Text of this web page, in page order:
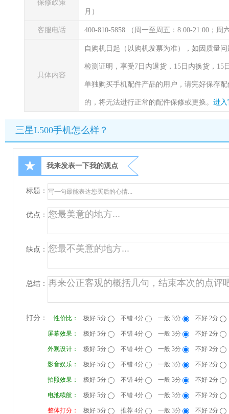
保修政策
月）
客服电话 400-810-5858 （周一至周五：8:00-21:00；周
具体内容
自购机日起（以购机发票为准），如因质量
检测证明，享受7日内退货，15日内换货，
单独购买手机配件产品的用户，请完好保存
的，将无法进行正常的配件保修或更换。 进入
三星L500手机怎么样？
★ 我来发表一下我的观点
标题：
优点：
缺点：
总结：
打分： 性价比： 极好 5分 不错 4分 一般 3分 不好 2分
屏幕效果： 极好 5分 不错 4分 一般 3分 不好 2分
外观设计： 极好 5分 不错 4分 一般 3分 不好 2分
影音娱乐： 极好 5分 不错 4分 一般 3分 不好 2分
拍照效果： 极好 5分 不错 4分 一般 3分 不好 2分
电池续航： 极好 5分 不错 4分 一般 3分 不好 2分
整体打分： 极好 5分 推荐 4分 一般 3分 不好 2分